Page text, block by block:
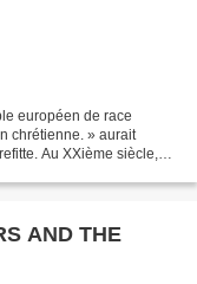
européen de race
chrétienne. » aurait
Au XXième siècle,
AND THE